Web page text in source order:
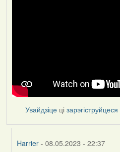
Увайдзіце цізарэгіструйцеся
Harrier - 08.05.2023 - 22:37